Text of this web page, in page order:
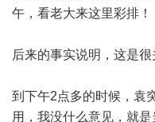
午，看老大来这里彩排！
后来的事实说明，这是很
到下午2点多的时候，袁
用，我没什么意见，就